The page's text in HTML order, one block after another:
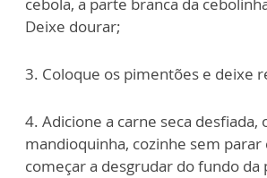
cebola, a parte branca da
Deixe dourar;
3. Coloque os pimentões e deixe
4. Adicione a carne seca desfiada,
mandioquinha, cozinhe sem
começar a desgrudar do fundo da